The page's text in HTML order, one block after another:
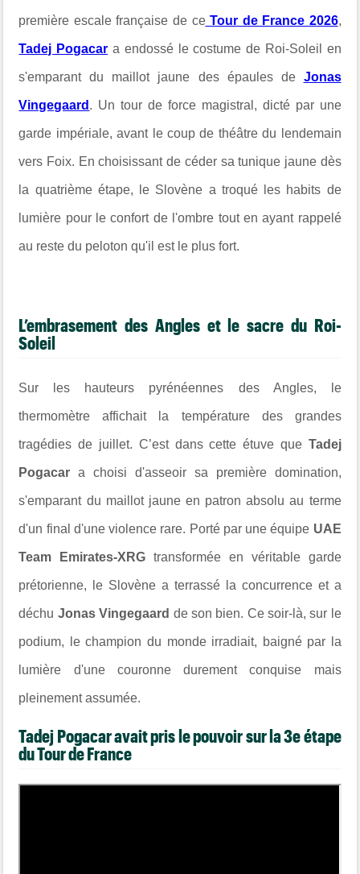
première escale française de ce Tour de France 2026,
Tadej Pogacar a endossé le costume de Roi-Soleil en
s'emparant du maillot jaune des épaules de Jonas
Vingegaard . Un tour de force magistral, dicté par une
garde impériale, avant le coup de théâtre du lendemain
vers Foix. En choisissant de céder sa tunique jaune dès
la quatrième étape, le Slovène a troqué les habits de
lumière pour le confort de l'ombre tout en ayant rappelé
au reste du peloton qu'il est le plus fort.
L’embrasement des Angles et le sacre du Roi-
Soleil
Sur les hauteurs pyrénéennes des Angles, le
thermomètre affichait la température des grandes
tragédies de juillet. C’est dans cette étuve que Tadej
Pogacar a choisi d'asseoir sa première domination,
s'emparant du maillot jaune en patron absolu au terme
d'un final d'une violence rare. Porté par une équipe UAE
Team Emirates-XRG transformée en véritable garde
prétorienne, le Slovène a terrassé la concurrence et a
déchu Jonas Vingegaard de son bien. Ce soir-là, sur le
podium, le champion du monde irradiait, baigné par la
lumière d'une couronne durement conquise mais
pleinement assumée.
Tadej Pogacar avait pris le pouvoir sur la 3e étape
du Tour de France